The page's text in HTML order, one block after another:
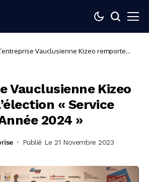
Vauclusienne Kizeo remporte
Vauclusienne Kizeo
« Service
2024 »
Publié Le 21 Novembre 2023